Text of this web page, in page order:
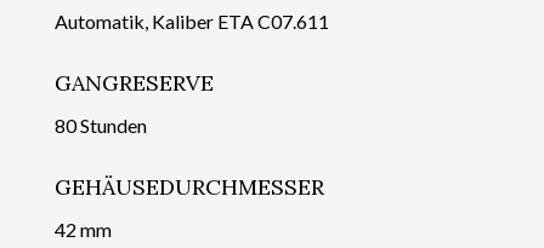
Automatik, Kaliber ETA C07.611
GANGRESERVE
80 Stunden
GEHÄUSEDURCHMESSER
42 mm